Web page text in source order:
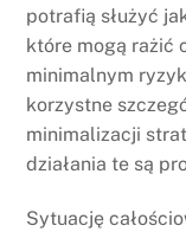
potrafią służyć
które mogą rażić
minimalnym
korzystne
minimalizacji
działania te są
Sytuację